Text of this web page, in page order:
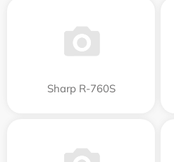
Sharp R-760S